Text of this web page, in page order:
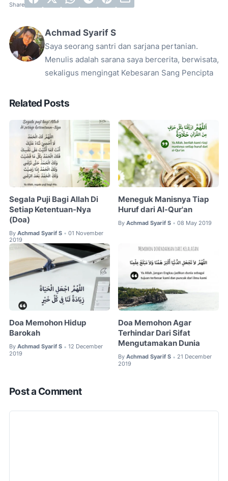
Achmad Syarif S
Saya seorang santri dan sarjana pertanian.
Menulis adalah sarana saya bercerita, berwisata,
sekaligus mengingat Kebesaran Sang Pencipta
Related Posts
Segala Puji Bagi Allah Di
Setiap Ketentuan-Nya
(Doa)
By Achmad Syarif S • 01 November
2019
Meneguk Manisnya Tiap
Huruf dari Al-Qur'an
By Achmad Syarif S • 08 May 2019
Doa Memohon Hidup
Barokah
By Achmad Syarif S • 12 December
2019
Doa Memohon Agar
Terhindar Dari Sifat
Mengutamakan Dunia
By Achmad Syarif S • 21 December
2019
Post a Comment